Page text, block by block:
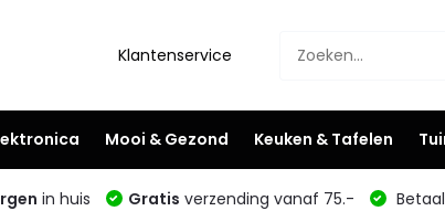
Klantenservice
Mooi & Gezond Keuken & Tafelen
in huis Gratis verzending vanaf 75.- Betaal